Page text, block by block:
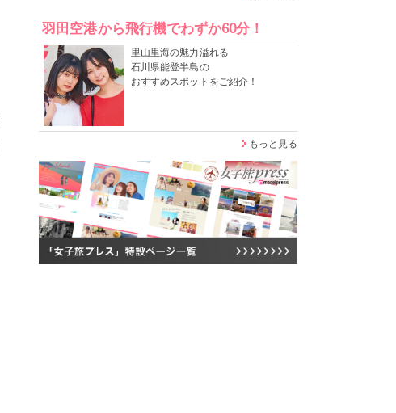
羽田空港から飛行機でわずか60分！
里山里海の魅力溢れる
石川県能登半島の
おすすめスポットをご紹介！
もっと見る